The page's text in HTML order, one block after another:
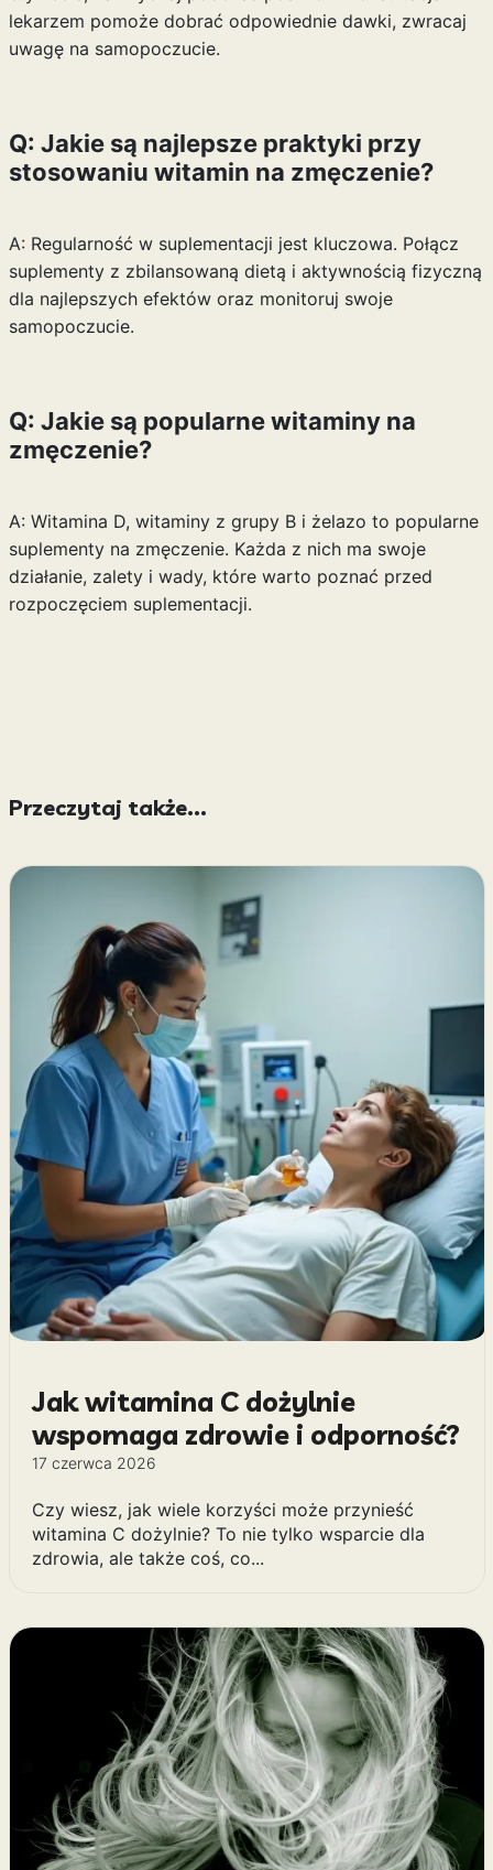
lekarzem pomoże dobrać odpowiednie dawki, zwracaj
uwagę na samopoczucie.
Q: Jakie są najlepsze praktyki przy
stosowaniu witamin na zmęczenie?
A: Regularność w suplementacji jest kluczowa. Połącz
suplementy z zbilansowaną dietą i aktywnością fizyczną
dla najlepszych efektów oraz monitoruj swoje
samopoczucie.
Q: Jakie są popularne witaminy na
zmęczenie?
A: Witamina D, witaminy z grupy B i żelazo to popularne
suplementy na zmęczenie. Każda z nich ma swoje
działanie, zalety i wady, które warto poznać przed
rozpoczęciem suplementacji.
Przeczytaj także...
Jak witamina C dożylnie
wspomaga zdrowie i odporność?
17 czerwca 2026
Czy wiesz, jak wiele korzyści może przynieść
witamina C dożylnie? To nie tylko wsparcie dla
zdrowia, ale także coś, co...